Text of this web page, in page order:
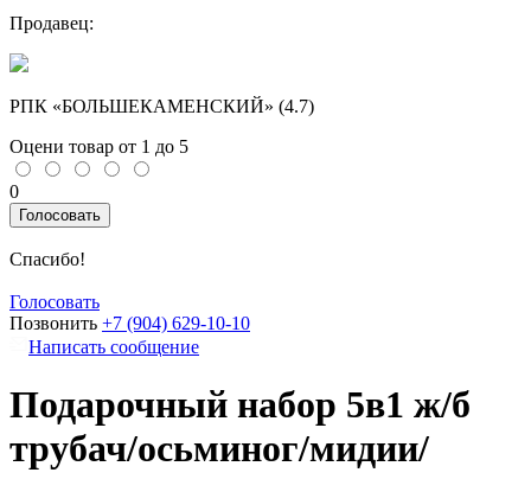
Продавец:
РПК «БОЛЬШЕКАМЕНСКИЙ» (4.7)
Оцени товар от 1 до 5
0
Голосовать
Спасибо!
Голосовать
Позвонить +7 (904) 629-10-10
Написать сообщение
Подарочный набор 5в1 ж/б
трубач/осьминог/мидии/